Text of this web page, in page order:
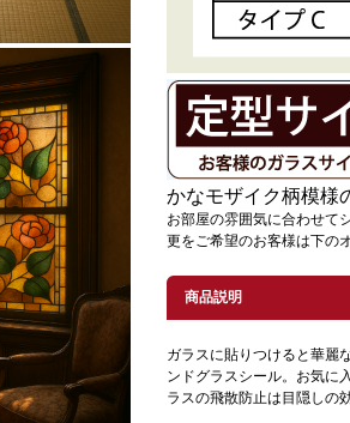
かなモザイク柄模様
お部屋の雰囲気に合わせて
更をご希望のお客様は下の
商品説明
ガラスに貼りつけると華麗
ンドグラスシール。お気に
ラスの飛散防止は目隠しの